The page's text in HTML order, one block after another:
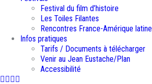
Festival du film d’histoire
Les Toiles Filantes
Rencontres France-Amérique latine
Infos pratiques
Tarifs / Documents à télécharger
Venir au Jean Eustache/Plan
Accessibilité
Facebook
Instagram
Youtube